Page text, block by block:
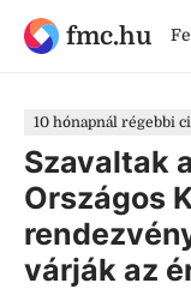
fmc.hu
10 hónapnál régebbi
Szavaltak
Országos
várják az